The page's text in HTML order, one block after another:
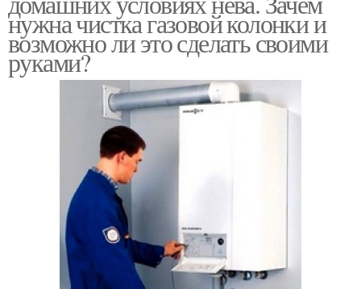
нужна чистка газовой колонки и
возможно ли это сделать своими
руками?